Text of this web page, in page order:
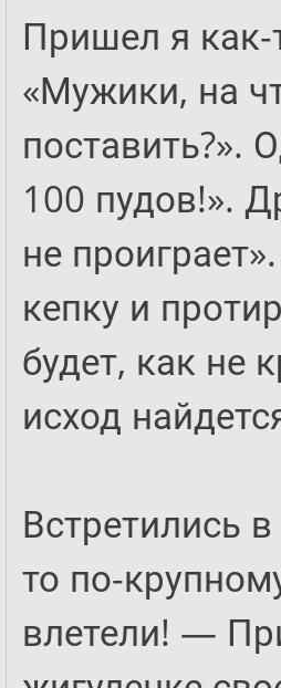
Пришел я
«Мужики, на
поставить?».
100 пудов!».
не
кепку и
будет, как
исход
Встретились
то по-
влетели! —